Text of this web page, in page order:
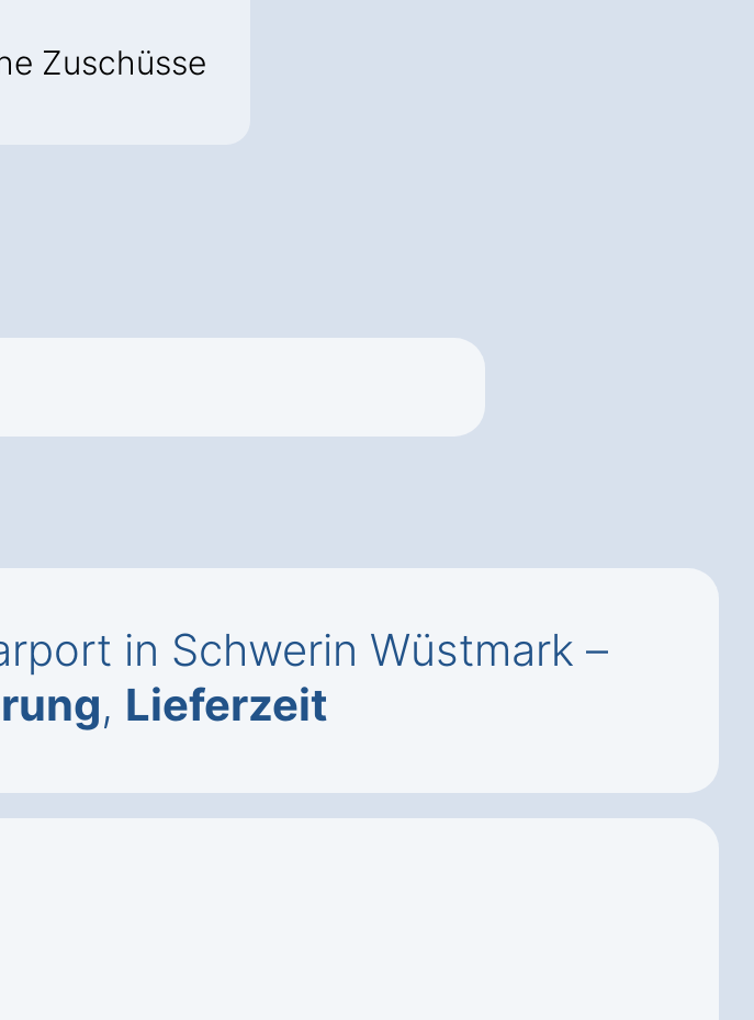
Zuschüsse
in Schwerin Wüstmark –
, Lieferzeit